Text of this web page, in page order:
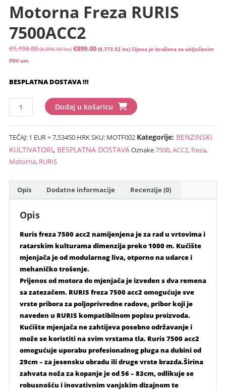
Motorna Freza RURIS
7500ACC2
€1,194.00 (8,996.19 kn) Izvorna
je:
(8,996.19
kn).
€899.00 (6,773.52 kn)Trenutna
kn).
Cijena je izražena sa uključenim
PDV-om
BESPLATNA DOSTAVA !!!
Motorna
freza
RURIS
7500ACC2
količina
Dodaj u košaricu
TEČAJ: 1 EUR = 7,53450 HRKSKU: MOTF002 Kategorije: BENZINSKI
KULTIVATORI, BESPLATNA DOSTAVAOznake7500,ACC2,freza,
Motorna, RURIS
Opis Dodatne informacije Recenzije (0)
Opis
Ruris freza 7500 acc2 namijenjena je za rad u vrtovima i
ratarskim kulturama dimenzija preko 1000 m. Kućište
mjenjača je od modularnog liva, otporno na udarce i
mehaničko trošenje.
Prijenos od motora do mjenjača je izveden s dva remena
sa zatezačem. RURIS freza 7500 acc2 omogućuje sve
vrste pribora za poljoprivredne radove, pribor koji je
naveden u RURIS kompatibilnom popisu proizvoda.
Kućište mjenjača ne zahtijeva posebno održavanje i
može se koristiti na svim vrstama tla. Ruris 7500 acc2
omogućuje uporabu profesionalnog pluga na dubini od
29cm – za jesensku obradu ili druge vrste brazda.Širina
zahvata noža za kopanje je od 56 – 83cm, odlikuje se
robusnošću i inovativnim vanjskim dizajnom te